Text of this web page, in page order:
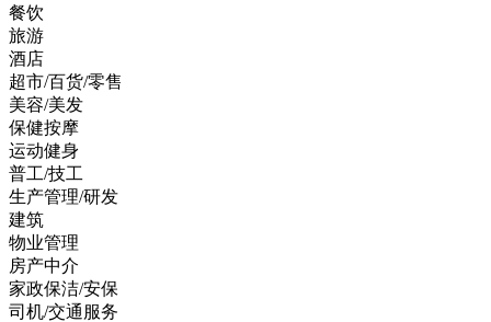
餐饮
旅游
酒店
超市/百货/零售
美容/美发
保健按摩
运动健身
普工/技工
生产管理/研发
建筑
物业管理
房产中介
家政保洁/安保
司机/交通服务